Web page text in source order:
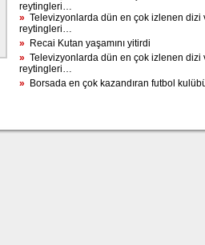
reytingleri…
» Televizyonlarda dün en çok izlenen dizi
reytingleri…
» Recai Kutan yaşamını yitirdi
» Televizyonlarda dün en çok izlenen dizi
reytingleri…
» Borsada en çok kazandıran futbol